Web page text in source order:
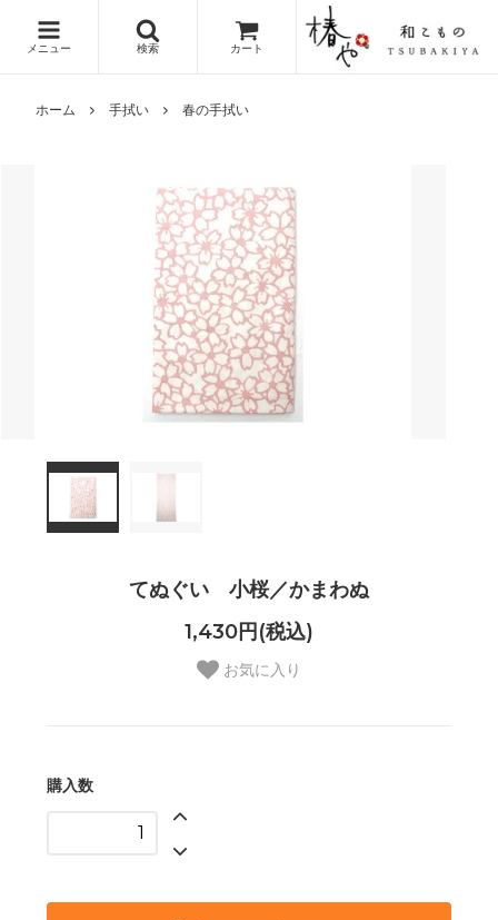
メニュー 検索 カート
ホーム 手拭い 春の手拭い
てぬぐい 小桜／かまわぬ
1,430円(税込)
お気に入り
購入数